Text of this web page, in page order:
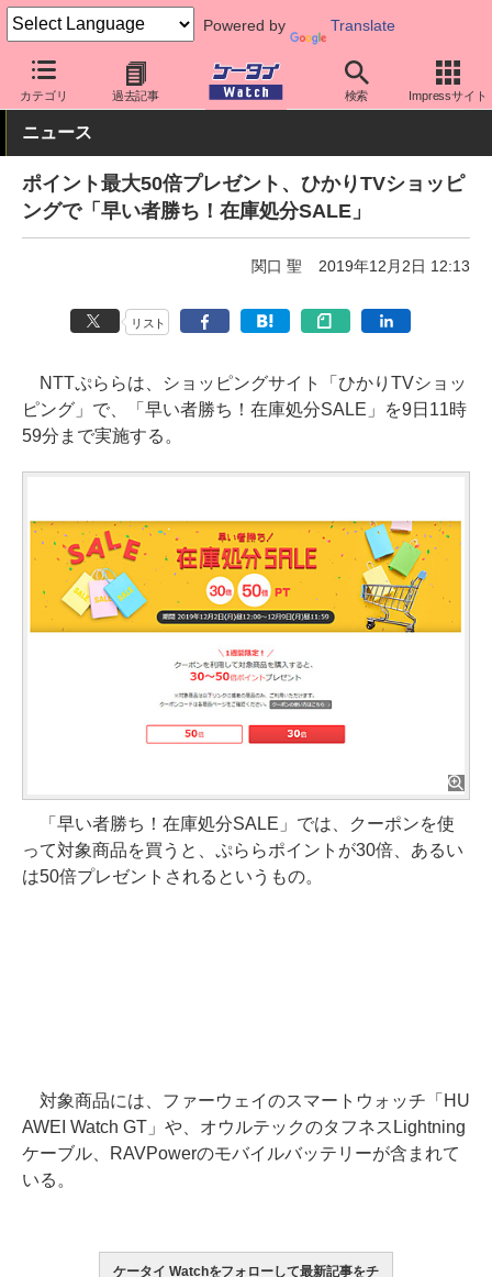
Powered by Translate
カテゴリ 過去記事 検索 Impressサイト
ケータイ Watch 周辺機器/アクセサリー モバイルバッテリー
ニュース
ポイント最大50倍プレゼント、ひかりTVショッピ
ングで「早い者勝ち！在庫処分SALE」
関口 聖 2019年12月2日 12:13
リスト
NTTぷららは、ショッピングサイト「ひかりTVショッ
ピング」で、「早い者勝ち！在庫処分SALE」を9日11時
59分まで実施する。
「早い者勝ち！在庫処分SALE」では、クーポンを使
って対象商品を買うと、ぷららポイントが30倍、あるい
は50倍プレゼントされるというもの。
対象商品には、ファーウェイのスマートウォッチ「HU
AWEI Watch GT」や、オウルテックのタフネスLightning
ケーブル、RAVPowerのモバイルバッテリーが含まれて
いる。
ケータイ Watchをフォローして最新記事をチ